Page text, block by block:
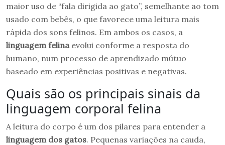
maior uso de “fala dirigida ao gato”, semelhante ao tom
usado com bebês, o que favorece uma leitura mais
rápida dos sons felinos. Em ambos os casos, a
linguagem felina evolui conforme a resposta do
humano, num processo de aprendizado mútuo
baseado em experiências positivas e negativas.
Quais são os principais sinais da
linguagem corporal felina
A leitura do corpo é um dos pilares para entender a
linguagem dos gatos. Pequenas variações na cauda,